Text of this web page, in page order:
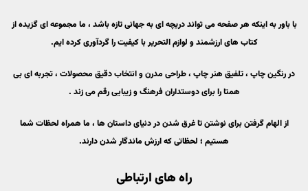
با باور به اینکه هر صفحه می تواند دریچه ای به جهانی تازه باشد ، ما مجموعه ای گزیده از
کتاب های ارزشمند و لوازم التحریر با کیفیت را گردآوری کرده ایم.
در رنگین چاپ ، تلفیق هنر چاپ ، طراحی مدرن و انتخاب دقیق محصولات ، تجربه ای بی
همتا را برای دوستداران فرهنگ و زیبایی رقم می زند .
از الهام گرفتن برای نوشتن تا غرق شدن در دنیای داستان ها ، ما همراه لحظات شما
هستیم ؛ لحظاتی که ارزش ماندگار شدن دارند.
راه های ارتباطی